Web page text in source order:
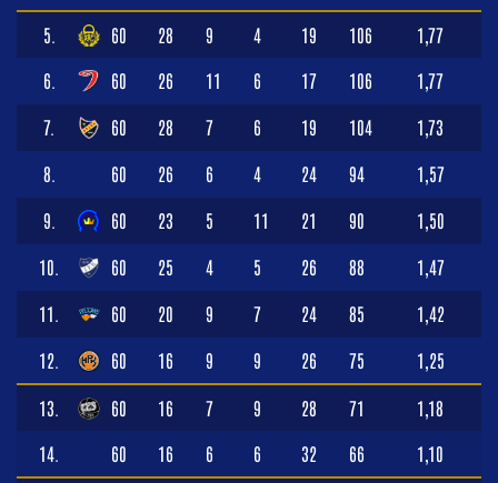
5. 60 28 9 4 19 106 1,77
6. 60 26 11 6 17 106 1,77
7. 60 28 7 6 19 104 1,73
8. 60 26 6 4 24 94 1,57
9. 60 23 5 11 21 90 1,50
10. 60 25 4 5 26 88 1,47
11. 60 20 9 7 24 85 1,42
12. 60 16 9 9 26 75 1,25
13. 60 16 7 9 28 71 1,18
14. 60 16 6 6 32 66 1,10